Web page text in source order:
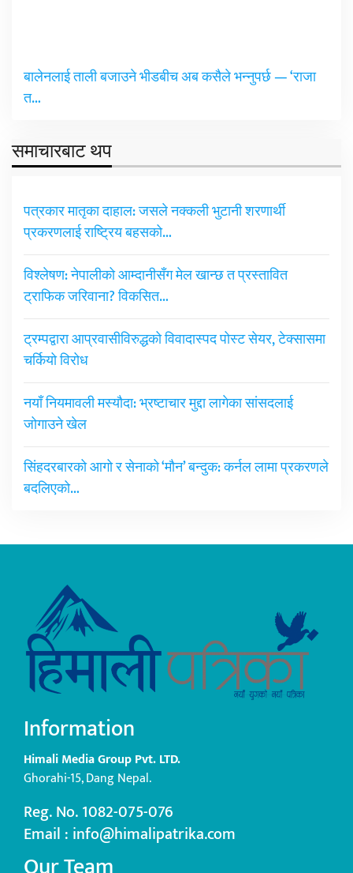
बालेनलाई ताली बजाउने भीडबीच अब कसैले भन्नुपर्छ — ‘राजा
त…
समाचारबाट थप
पत्रकार मातृका दाहाल: जसले नक्कली भुटानी शरणार्थी
प्रकरणलाई राष्ट्रिय बहसको…
विश्लेषण: नेपालीको आम्दानीसँग मेल खान्छ त प्रस्तावित
ट्राफिक जरिवाना? विकसित…
ट्रम्पद्वारा आप्रवासीविरुद्धको विवादास्पद पोस्ट सेयर, टेक्सासमा
चर्कियो विरोध
नयाँ नियमावली मस्यौदा: भ्रष्टाचार मुद्दा लागेका सांसदलाई
जोगाउने खेल
सिंहदरबारको आगो र सेनाको ‘मौन’ बन्दुक: कर्नल लामा प्रकरणले
बदलिएको…
Information
Himali Media Group Pvt. LTD.
Ghorahi-15, Dang Nepal.
Reg. No. 1082-075-076
Email : info@himalipatrika.com